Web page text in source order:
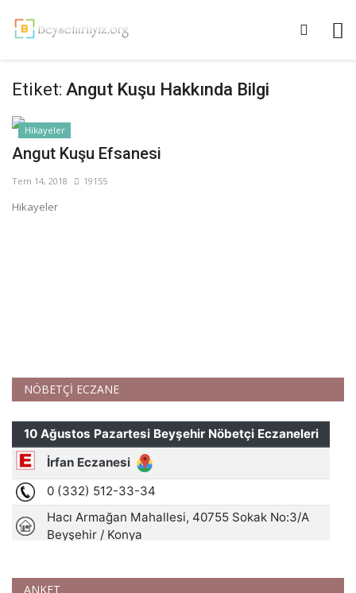
Etiket: Angut Kuşu Hakkında Bilgi
Hikayeler
Angut Kuşu Efsanesi
Tem 14, 2018 19155
Hikayeler
NÖBETÇİ ECZANE
ANKET